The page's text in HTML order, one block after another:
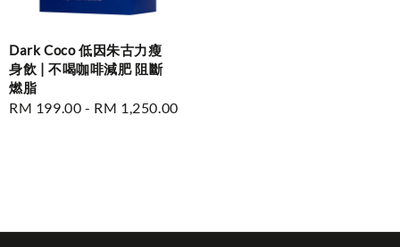
Dark Coco 低因朱古力瘦
身飲 | 不喝咖啡減肥 阻斷
燃脂
Regular
RM 199.00 - RM 1,250.00